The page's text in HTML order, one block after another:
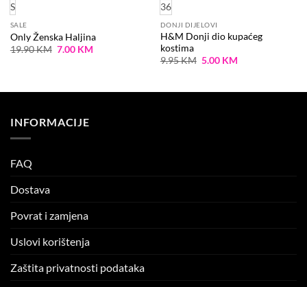
S
SALE
Only Ženska Haljina
19.90KM Original
7.00 KMCurrent
36
DONJI DIJELOVI
H&M Donji dio kupaćeg
kostima
9.95KM Original
5.00 KMCurrent
INFORMACIJE
FAQ
Dostava
Povrat i zamjena
Uslovi korištenja
Zaštita privatnosti podataka